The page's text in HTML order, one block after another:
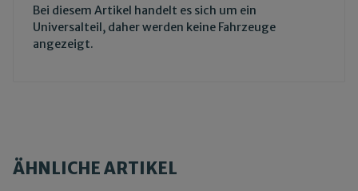
Bei diesem Artikel handelt es sich um ein
Universalteil, daher werden keine Fahrzeuge
angezeigt.
ÄHNLICHE ARTIKEL